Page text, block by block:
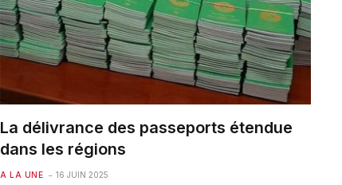
La délivrance des passeports étendue
dans les régions
A LA UNE 16 JUIN 2025